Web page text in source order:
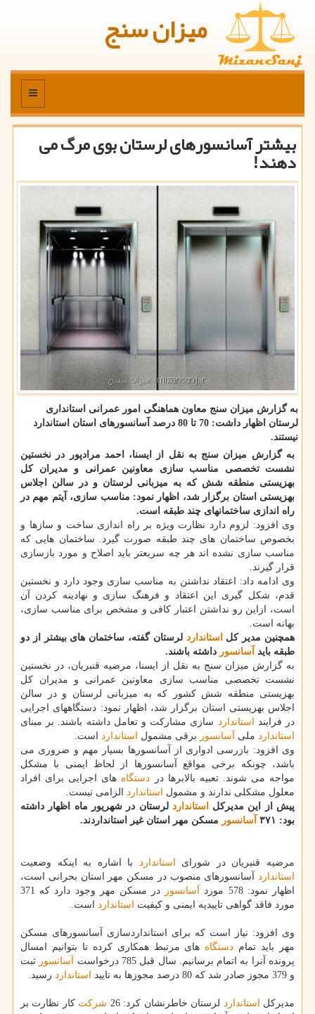
میزان سنج
منو
بیشتر آسانسورهای لرستان بوی مرگ می
دهند!
به گزارش میزان سنج معاون هماهنگی امور عمرانی استانداری
لرستان اظهار داشت: 70 تا 80 درصد آسانسورهای استان استاندارد
نیستند.
به گزارش میزان سنج به نقل از ایسنا، احمد مرادپور در نخستین
نشست تخصصی مناسب سازی معاونین عمرانی و مدیران كل
بهزیستی منطقه شش كه به میزبانی لرستان و در سالن اجلاس
بهزیستی استان برگزار شد، اظهار نمود: مناسب سازی، آیتم مهم در
راه اندازی ساختمانهای چند طبقه است.
وی افزود: لزوم دارد نظارت ویژه بر راه اندازی ساخت و سازها و
بخصوص ساختمان های چند طبقه صورت گیرد. ساختمان هایی كه
مناسب سازی نشده اند هر چه سریعتر باید اصلاح و مورد بازسازی
قرار گیرند.
وی ادامه داد: اعتقاد نداشتن به مناسب سازی وجود دارد و نخستین
قدم، شكل گیری این اعتقاد و فرهنگ سازی و نهادینه كردن آن
است، ازاین رو نداشتن اعتبار كافی و مشخص برای مناسب سازی،
بهانه است.
همچنین مدیر كل استاندارد لرستان گفته، ساختمان های بیشتر از دو
طبقه باید آسانسور داشته باشند.
به گزارش میزان سنج به نقل از ایسنا، مرضیه قنبریان، در نخستین
نشست تخصصی مناسب سازی معاونین عمرانی و مدیران كل
بهزیستی منطقه شش كشور كه به میزبانی لرستان و در سالن
اجلاس بهزیستی استان برگزار شد، اظهار نمود: دستگاههای اجرایی
در فرایند
استاندارد سازی مشاركت و تعامل داشته باشند. بر مبنای
استاندارد ملی آسانسور برقی مشمول استاندارد
است.
وی افزود: بازرسی ادواری از آسانسورها بسیار مهم و ضروری می
باشد، چونكه برخی مواقع آسانسورها از لحاظ ایمنی با مشكل
مواجه می شوند. تعبیه بالابرها در دستگاه های اجرایی برای افراد
معلول مشكلی ندارند و مشمول
استاندارد
الزامی نیست.
پیش از این مدیركل
استاندارد لرستان در شهریور ماه اظهار داشته
بود: ۳۷۱
آسانسور مسكن مهر استان غیر استانداردند.
مرضیه قنبریان در شورای استاندارد
با اشاره به اینكه وضعیت
استاندارد
آسانسورهای منصوب در مسكن مهر استان بحرانی است،
اظهار نمود: 578 مورد
آسانسور
در مسكن مهر وجود دارد كه 371
مورد فاقد گواهی تاییدیه ایمنی و كیفیت
استاندارد است.
وی افزود: نیاز است كه برای استانداردسازی آسانسورهای مسكن
مهر باید تمام دستگاه های مرتبط همكاری كرده تا بتوانیم امسال
پرونده آنرا به اتمام برسانیم. سال قبل 785 درخواست
آسانسور ثبت
و 379 مجوز صادر شد كه 80 درصد مجوزها به تایید
استاندارد رسید.
مدیركل استاندارد لرستان خاطرنشان كرد: 26 شركت كار نظارت بر